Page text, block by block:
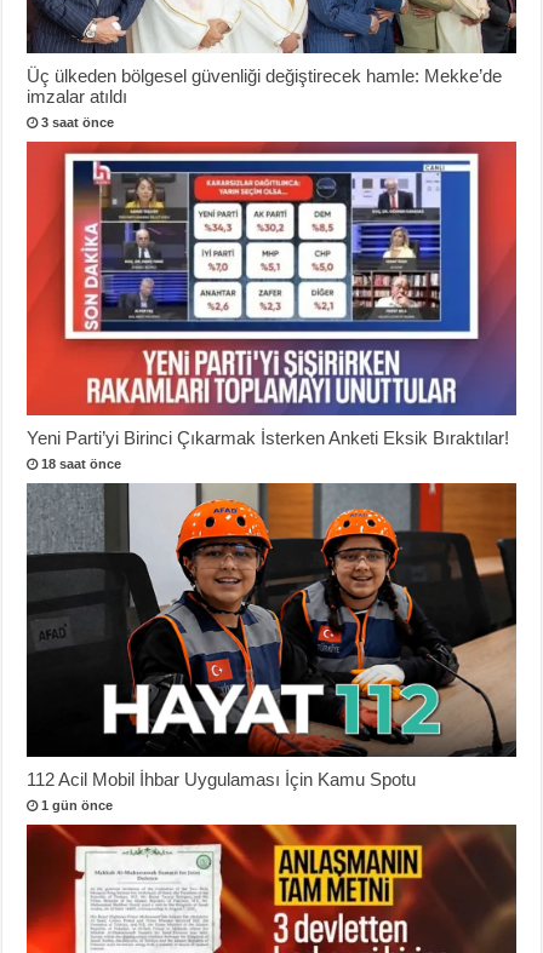
Üç ülkeden bölgesel güvenliği değiştirecek hamle: Mekke’de
imzalar atıldı
3 saat önce
Yeni Parti’yi Birinci Çıkarmak İsterken Anketi Eksik Bıraktılar!
18 saat önce
112 Acil Mobil İhbar Uygulaması İçin Kamu Spotu
1 gün önce